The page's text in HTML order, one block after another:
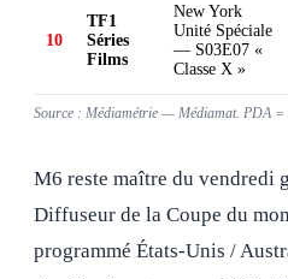
10
TF1
Séries
Films
New York
Unité Spéciale
— S03E07 «
Classe X »
Source : Médiamétrie — Médiamat. PDA =
M6 reste maître du vendredi
Diffuseur de la Coupe du
programmé États-Unis /